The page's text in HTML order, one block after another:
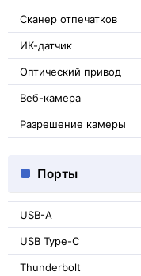
Сканер отпечатков
ИК-датчик
Оптический привод
Веб-камера
Разрешение камеры
Порты
USB-A
USB Type-C
Thunderbolt